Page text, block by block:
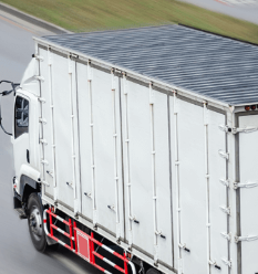
cuidadosos
Solicite seu
online sem
equipe, consulte a
serviço para a região
mudar de endereço,
conte com uma
mercado de